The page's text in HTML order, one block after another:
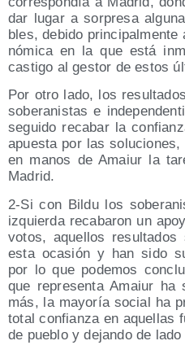
dar lugar a sor­pre­sa
bles, debi­do
nó­mi­ca en la que está
cas­ti­go al ges­tor de estos
Por otro lado, los
sobe­ra­nis­tas e
se­gui­do reca­bar la
apues­ta por las
en manos de Amaiur la
Madrid.
2‑Si con Bil­du los
izquier­da reca­ba­ron un
votos, aque­llos
esta oca­sión y han sido
por lo que pode­mos
que repre­sen­ta Amaiur ha
más, la mayo­ría social ha
total con­fian­za en aque­llas
de pue­blo y dejan­do de